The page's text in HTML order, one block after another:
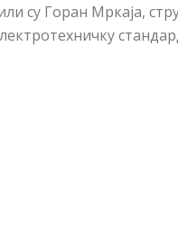
су Горан Мркаја,